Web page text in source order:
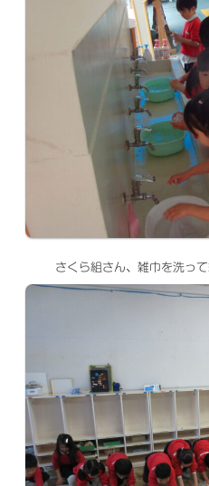
さくら組さん、雑巾を洗っ